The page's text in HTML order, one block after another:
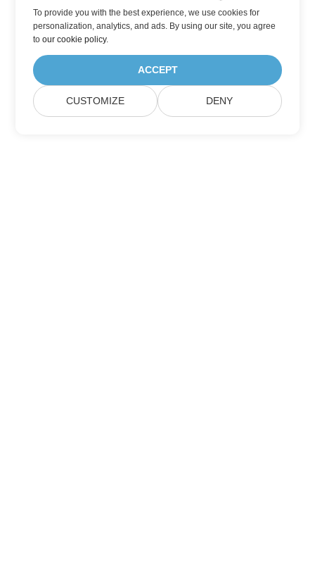
To provide you with the best experience, we use cookies for
personalization, analytics, and ads. By using our site, you agree
toour cookie policy.
ACCEPT
CUSTOMIZE DENY